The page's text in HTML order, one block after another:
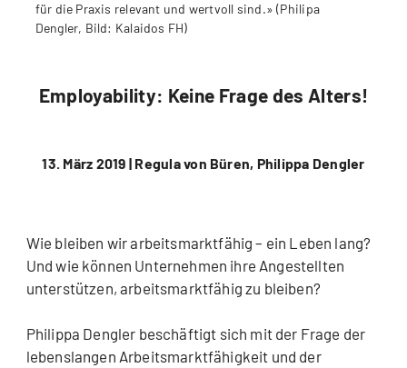
für die Praxis relevant und wertvoll sind.» (Philipa
Dengler, Bild: Kalaidos FH)
Employability: Keine Frage des Alters!
13. März 2019 | Regula von Büren, Philippa Dengler
Wie bleiben wir arbeitsmarktfähig – ein Leben lang?
Und wie können Unternehmen ihre Angestellten
unterstützen, arbeitsmarktfähig zu bleiben?
Philippa Dengler beschäftigt sich mit der Frage der
lebenslangen Arbeitsmarktfähigkeit und der